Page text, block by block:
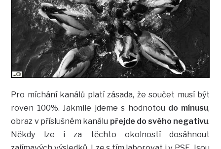
Pro míchání kanálů platí zásada, že součet musí být
roven 100%. Jakmile jdeme s hodnotou do mínusu,
obraz v příslušném kanálu přejde do svého negativu.
Někdy lze i za těchto okolností dosáhnout